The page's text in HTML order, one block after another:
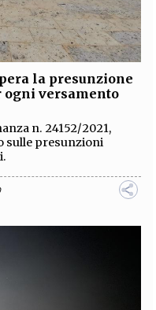
la presunzione
ogni versamento
n. 24152/2021,
sulle presunzioni